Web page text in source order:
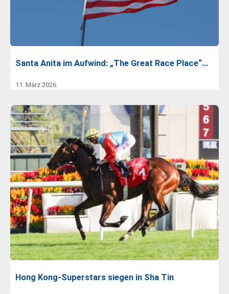
Santa Anita im Aufwind: „The Great Race Place“…
11. März 2026
Hong Kong-Superstars siegen in Sha Tin